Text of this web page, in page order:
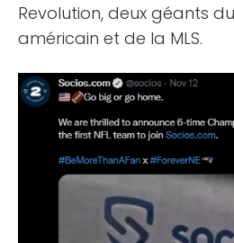
Revolution, deux géants
américain et de la MLS.